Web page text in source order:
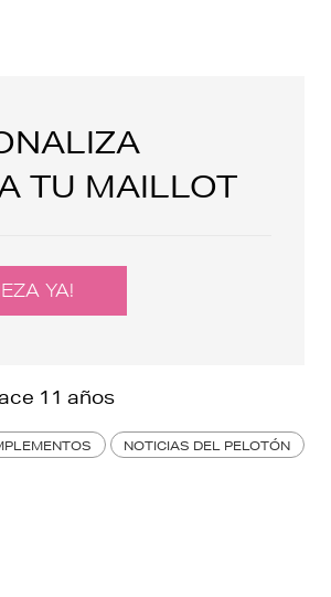
TU MAILLOT
YA!
11 años
NOTICIAS DEL PELOTÓN